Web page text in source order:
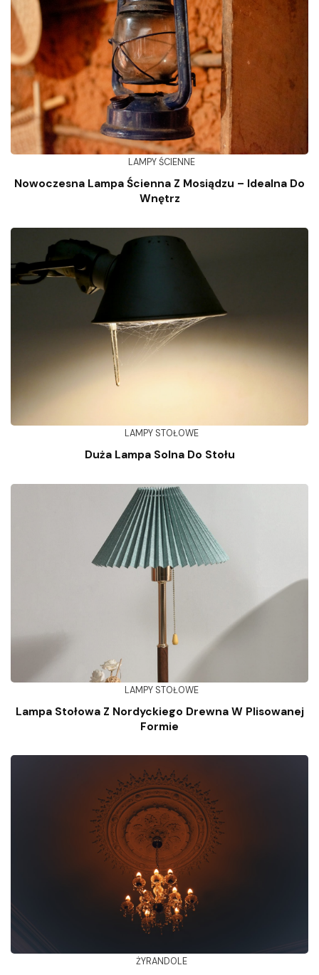
LAMPY ŚCIENNE
Nowoczesna Lampa Ścienna Z Mosiądzu – Idealna Do
Wnętrz
LAMPY STOŁOWE
Duża Lampa Solna Do Stołu
LAMPY STOŁOWE
Lampa Stołowa Z Nordyckiego Drewna W Plisowanej
Formie
ŻYRANDOLE